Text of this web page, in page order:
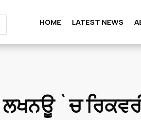
HOME LATEST NEWS
ਲਖਨਊ `ਚ